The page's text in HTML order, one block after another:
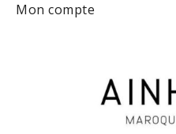
Mon compte